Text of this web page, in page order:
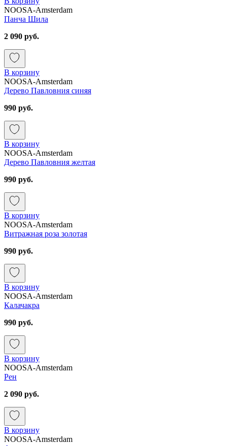
NOOSA-Amsterdam
Панча Шила
2 090 руб.
В корзину
NOOSA-Amsterdam
Дерево Павловния синяя
990 руб.
В корзину
NOOSA-Amsterdam
Дерево Павловния желтая
990 руб.
В корзину
NOOSA-Amsterdam
Витражная роза золотая
990 руб.
В корзину
NOOSA-Amsterdam
Калачакра
990 руб.
В корзину
NOOSA-Amsterdam
Рен
2 090 руб.
В корзину
NOOSA-Amsterdam